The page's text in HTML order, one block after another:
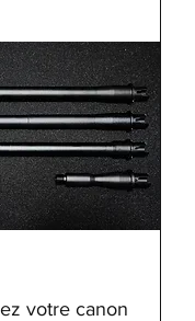
votre canon